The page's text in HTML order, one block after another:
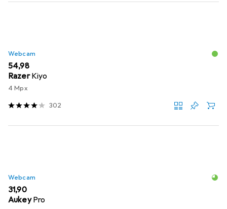
Webcam
EUR
54,98
Razer Kiyo
4 Mpx
302
Webcam
EUR
31,90
Aukey Pro